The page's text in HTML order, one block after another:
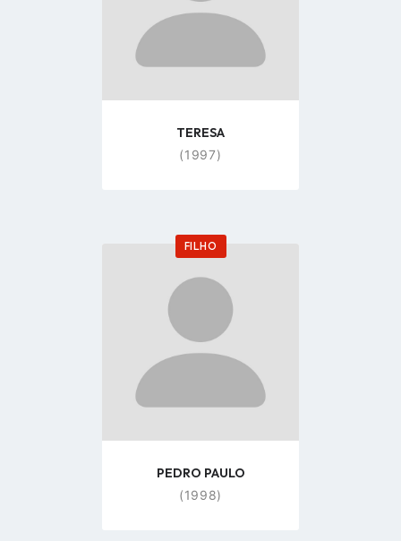
TERESA
(1997)
FILHO
Go
profile
page
PEDRO PAULO
(1998)